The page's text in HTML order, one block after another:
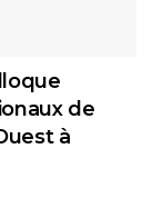
de
à